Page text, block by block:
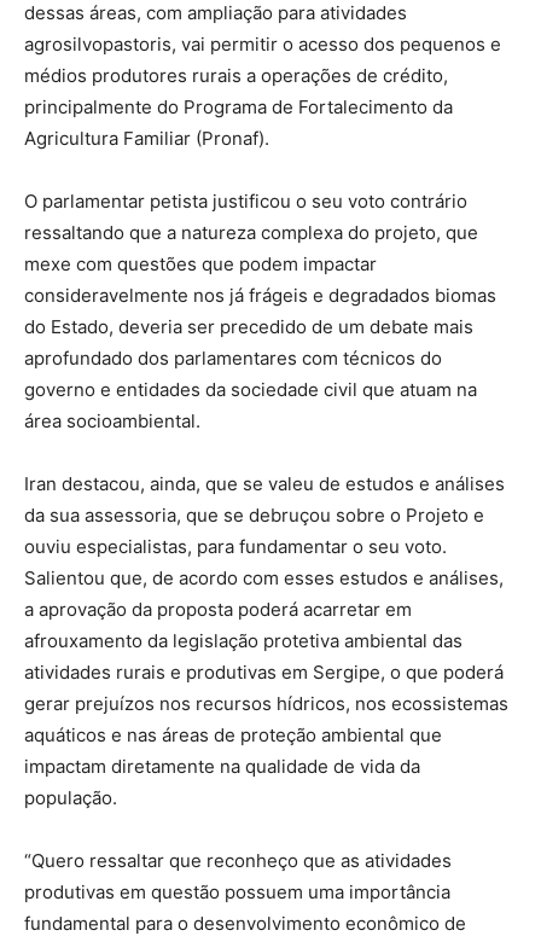
dessas áreas, com ampliação para atividades
agrosilvopastoris, vai permitir o acesso dos pequenos e
médios produtores rurais a operações de crédito,
principalmente do Programa de Fortalecimento da
Agricultura Familiar (Pronaf).
O parlamentar petista justificou o seu voto contrário
ressaltando que a natureza complexa do projeto, que
mexe com questões que podem impactar
consideravelmente nos já frágeis e degradados biomas
do Estado, deveria ser precedido de um debate mais
aprofundado dos parlamentares com técnicos do
governo e entidades da sociedade civil que atuam na
área socioambiental.
Iran destacou, ainda, que se valeu de estudos e análises
da sua assessoria, que se debruçou sobre o Projeto e
ouviu especialistas, para fundamentar o seu voto.
Salientou que, de acordo com esses estudos e análises,
a aprovação da proposta poderá acarretar em
afrouxamento da legislação protetiva ambiental das
atividades rurais e produtivas em Sergipe, o que poderá
gerar prejuízos nos recursos hídricos, nos ecossistemas
aquáticos e nas áreas de proteção ambiental que
impactam diretamente na qualidade de vida da
população.
“Quero ressaltar que reconheço que as atividades
produtivas em questão possuem uma importância
fundamental para o desenvolvimento econômico de